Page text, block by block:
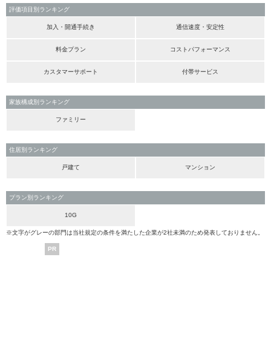
評価項目別ランキング
加入・開通手続き 通信速度・安定性
料金プラン コストパフォーマンス
カスタマーサポート 付帯サービス
家族構成別ランキング
ファミリー
住居別ランキング
戸建て マンション
プラン別ランキング
10G
※文字がグレーの部門は当社規定の条件を満たした企業が2社未満のため発表しておりません。
PR